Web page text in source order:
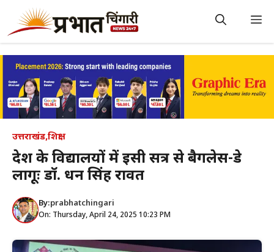
content
उत्तराखंड,शिक्षा
प्रदेश के विद्यालयों में इसी सत्र से बैगलेस-डे
लागूः डॉ. धन सिंह रावत
By:prabhatchingari
On: Thursday, April 24, 2025 10:23 PM